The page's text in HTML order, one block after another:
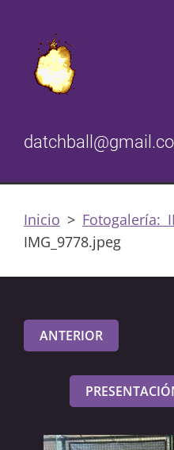
Inicio > Fotogalería:
IMG_9778.jpeg
ANTERIOR